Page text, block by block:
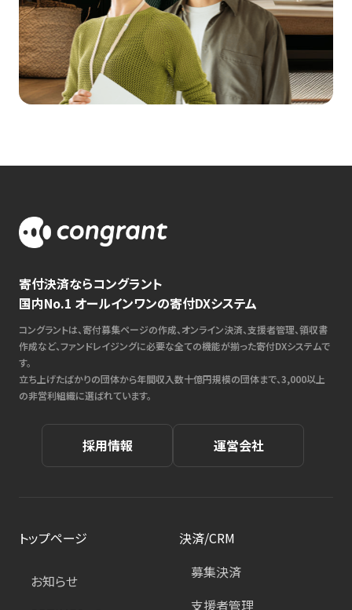
寄付決済ならコングラント
国内No.1 オールインワンの寄付DXシステム
コングラントは、寄付募集ページの作成、オンライン決済、支援者管理、領収書
作成など、ファンドレイジングに必要な全ての機能が揃った寄付DXシステムで
す。
立ち上げたばかりの団体から年間収入数十億円規模の団体まで、3,000以上
の非営利組織に選ばれています。
採用情報 運営会社
トップページ
お知らせ
決済/CRM
募集決済
支援者管理